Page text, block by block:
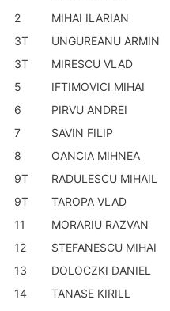
2
MIHAI ILARIAN
3T
UNGUREANU ARMIN
3T
MIRESCU VLAD
5
IFTIMOVICI MIHAI
6
PIRVU ANDREI
7
SAVIN FILIP
8
OANCIA MIHNEA
9T
RADULESCU MIHAIL
9T
TAROPA VLAD
11
MORARIU RAZVAN
12
STEFANESCU MIHAI
13
DOLOCZKI DANIEL
14
TANASE KIRILL